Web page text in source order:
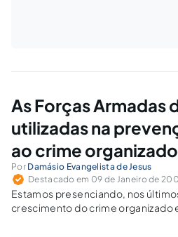
As Forças Armadas
utilizadas na
ao crime
Por Damásio Evangelista de Jesus
Destacado em 09 de Janeiro de
Estamos presenciando, nos
crescimento do crime organizado